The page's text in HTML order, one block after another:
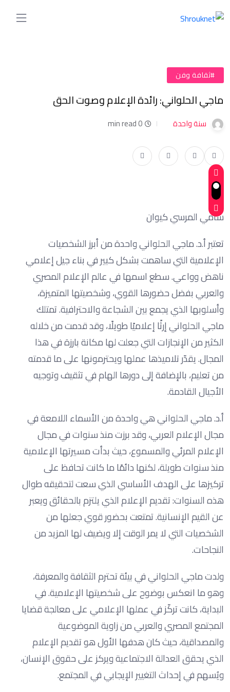
#ثقافة وفن
ماجي الحلواني: رائدة الإعلام وصوت الحق
سنة واحدة 0 min read
سامي المرسي كيوان
تعتبر أ.د. ماجي الحلواني واحدة من أبرز الشخصيات
الإعلامية التي ساهمت بشكل كبير في بناء جيل إعلامي
ناهض وواعي. سطع اسمها في عالم الإعلام المصري
والعربي بفضل حضورها القوي، وشخصيتها المتميزة،
وأسلوبها الذي يجمع بين الشجاعة والاحترافية. تمتلك
ماجي الحلواني إرثًا إعلاميًا طويلًا، وقد قدمت من خلاله
الكثير من الإنجازات التي جعلت لها مكانة بارزة في هذا
المجال. يقدّر تلاميذها عملها ويحترمونها على ما قدمته
من تعليم، بالإضافة إلى دورها الهام في تثقيف وتوجيه
الأجيال القادمة.
أ.د. ماجي الحلواني هي واحدة من الأسماء اللامعة في
مجال الإعلام العربي، وقد برزت منذ سنوات في مجال
الإعلام المرئي والمسموع، حيث بدأت مسيرتها الإعلامية
منذ سنوات طويلة، لكنها دائمًا ما كانت تحافظ على
تركيزها على الهدف الأساسي الذي سعت لتحقيقه طوال
هذه السنوات: تقديم الإعلام الذي يلتزم بالحقائق ويعبر
عن القيم الإنسانية. تمتعت بحضور قوي جعلها من
الشخصيات التي لا يمر الوقت إلا ويضيف لها المزيد من
النجاحات.
ولدت ماجي الحلواني في بيئة تحترم الثقافة والمعرفة،
وهو ما انعكس بوضوح على شخصيتها الإعلامية. في
البداية، كانت تركّز في عملها الإعلامي على معالجة قضايا
المجتمع المصري والعربي من زاوية الموضوعية
والمصداقية، حيث كان هدفها الأول هو تقديم الإعلام
الذي يحقق العدالة الاجتماعية ويركز على حقوق الإنسان،
ويُسهم في إحداث التغيير الإيجابي في المجتمع.